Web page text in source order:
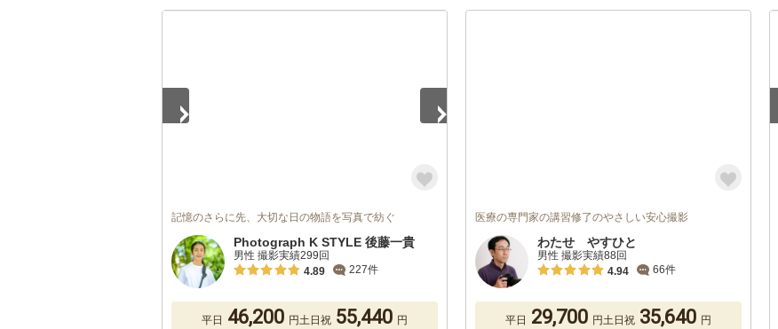
記憶のさらに先、大切な日の物語を写真で紡ぐ
Photograph K STYLE 後藤一貴
男性 撮影実績299回
4.89
227件
平日 46,200 円土日祝 55,440 円
医療の専門家の講習修了のやさしい安心撮影
わたせ やすひと
男性 撮影実績88回
4.94
66件
平日 29,700 円土日祝 35,640 円